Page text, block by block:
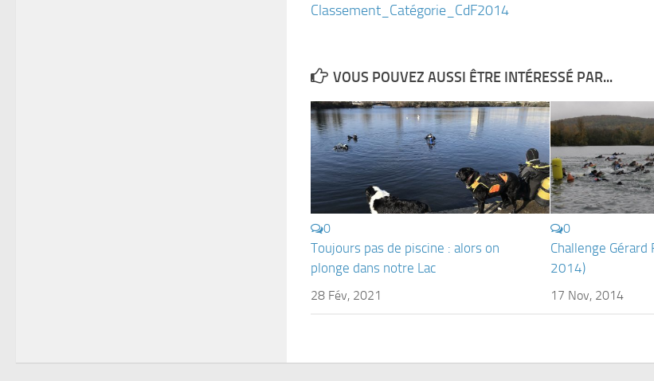
Classement_Catégorie_CdF2014
VOUS POUVEZ AUSSI ÊTRE INTÉRESSÉ PAR...
0
Toujours pas de piscine : alors on
plonge dans notre Lac
28 Fév, 2021
0
Challenge
2014)
17 Nov, 2014